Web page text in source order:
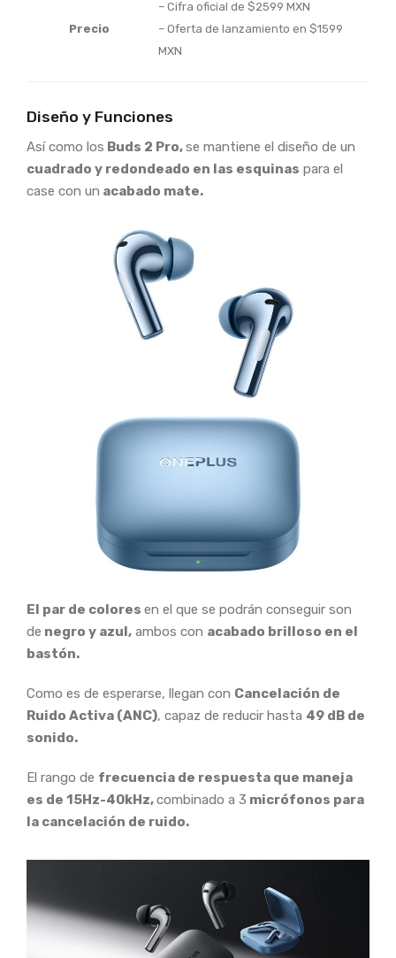
Precio
– Cifra oficial de $2599 MXN
– Oferta de lanzamiento en $1599
MXN
Diseño y Funciones
Así como los Buds 2 Pro,se mantiene el diseño de un
cuadrado y redondeado en las esquinas para el
case con un acabado mate.
El par de colores en el que se podrán conseguir son
de negro y azul, ambos con acabado brilloso en el
bastón.
Como es de esperarse, llegan con Cancelación de
Ruido Activa (ANC), capaz de reducir hasta 49 dB de
sonido.
El rango de frecuencia de respuesta que maneja
es de 15Hz-40kHz,combinado a 3 micrófonos para
la cancelación de ruido.